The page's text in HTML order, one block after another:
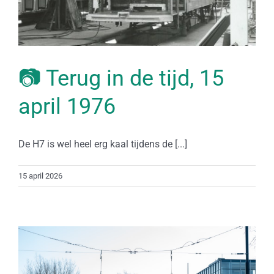
📷 Terug in de tijd, 15
april 1976
De H7 is wel heel erg kaal tijdens de [...]
15 april 2026